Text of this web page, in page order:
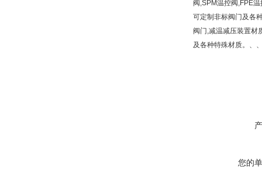
阀,SPM温控阀,FPE
可定制非标阀门及各
阀门,减温减压装置材
及各种特殊材质。、
您的